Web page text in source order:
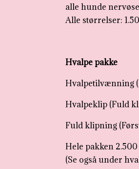
alle hunde
Alle størrelser:
Hvalpe pakke
Hvalpetilvænning
Hvalpeklip (Fuld
Fuld klipning
Hele pakken
(Se også under